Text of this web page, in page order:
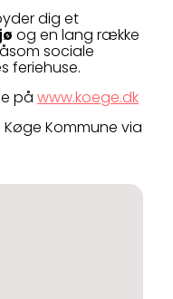
dig et
og en lang række
sociale
feriehuse.
på www.koege.dk
Kommune via